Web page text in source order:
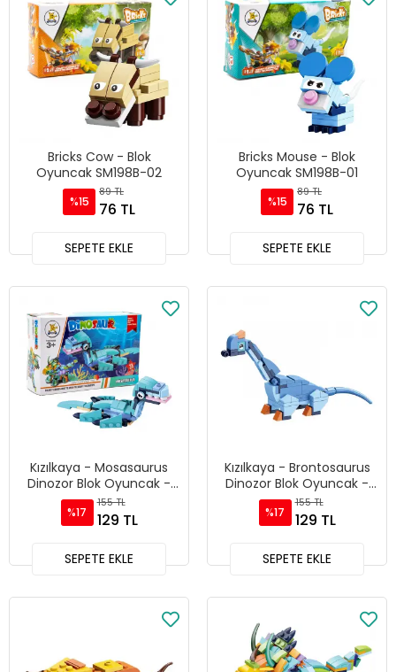
Bricks Cow - Blok
Oyuncak SM198B-02
%15
89 TL
76 TL
SEPETE EKLE
Bricks Mouse - Blok
Oyuncak SM198B-01
%15
89 TL
76 TL
SEPETE EKLE
Kızılkaya - Mosasaurus
Dinozor Blok Oyuncak -
SM2550-06
%17
155 TL
129 TL
SEPETE EKLE
Kızılkaya - Brontosaurus
Dinozor Blok Oyuncak -
SM2550-03
%17
155 TL
129 TL
SEPETE EKLE